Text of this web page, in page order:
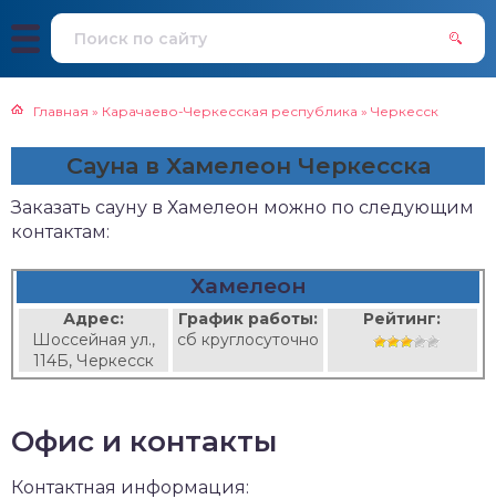
Главная » Карачаево-Черкесская республика » Черкесск
Сауна в Хамелеон Черкесска
Заказать сауну в Хамелеон можно по следующим
контактам:
Хамелеон
Адрес:
Шоссейная ул.,
114Б, Черкесск
График работы:
сб круглосуточно
Рейтинг:
Офис и контакты
Контактная информация: